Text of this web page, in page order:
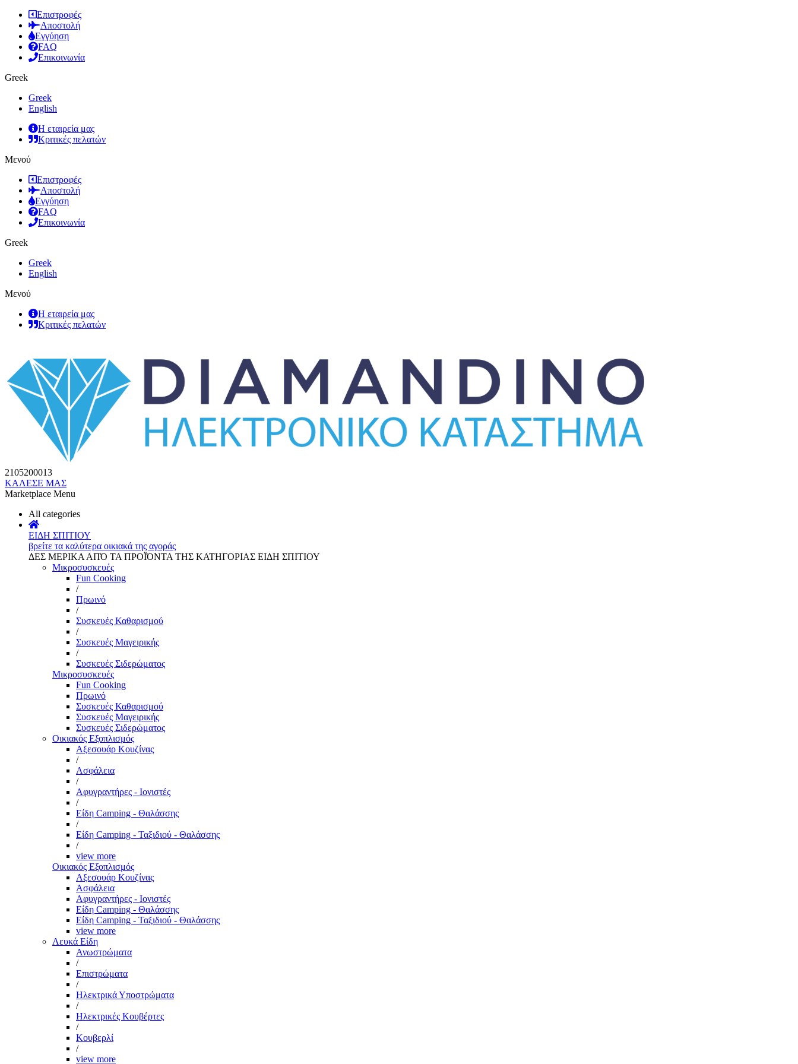
Επιστροφές
Αποστολή
Εγγύηση
FAQ
Επικοινωνία
Greek
Greek
English
Η εταιρεία μας
Κριτικές πελατών
Μενού
Επιστροφές
Αποστολή
Εγγύηση
FAQ
Επικοινωνία
Greek
Greek
English
Μενού
Η εταιρεία μας
Κριτικές πελατών
2105200013
ΚΑΛΕΣΕ ΜΑΣ
Marketplace Menu
All categories
ΕΙΔΗ ΣΠΙΤΙΟΥ
βρείτε τα καλύτερα οικιακά της αγοράς
ΔΕΣ ΜΕΡΙΚΑ ΑΠΌ ΤΑ ΠΡΟΪΌΝΤΑ ΤΗΣ ΚΑΤΗΓΟΡΙΑΣ ΕΙΔΗ ΣΠΙΤΙΟΥ
Μικροσυσκευές
Fun Cooking
/
Πρωινό
/
Συσκευές Καθαρισμού
/
Συσκευές Μαγειρικής
/
Συσκευές Σιδερώματος
Μικροσυσκευές
Fun Cooking
Πρωινό
Συσκευές Καθαρισμού
Συσκευές Μαγειρικής
Συσκευές Σιδερώματος
Οικιακός Εξοπλισμός
Αξεσουάρ Κουζίνας
/
Ασφάλεια
/
Αφυγραντήρες - Ιονιστές
/
Είδη Camping - Θαλάσσης
/
Είδη Camping - Ταξιδιού - Θαλάσσης
/
view more
Οικιακός Εξοπλισμός
Αξεσουάρ Κουζίνας
Ασφάλεια
Αφυγραντήρες - Ιονιστές
Είδη Camping - Θαλάσσης
Είδη Camping - Ταξιδιού - Θαλάσσης
view more
Λευκά Είδη
Ανωστρώματα
/
Επιστρώματα
/
Ηλεκτρικά Υποστρώματα
/
Ηλεκτρικές Κουβέρτες
/
Κουβερλί
/
view more